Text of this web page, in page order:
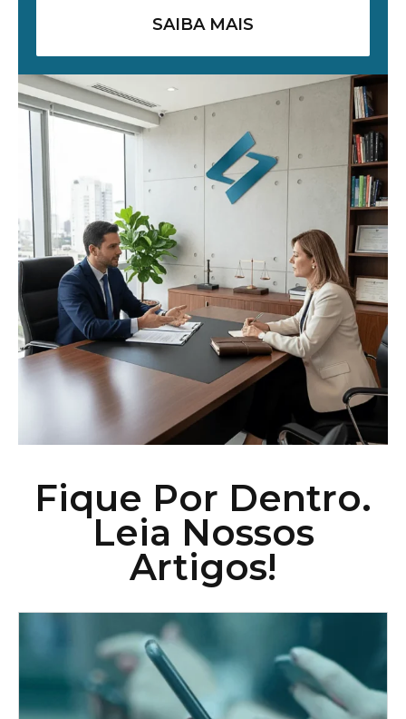
SAIBA MAIS
Fique Por Dentro.
Leia Nossos
Artigos!